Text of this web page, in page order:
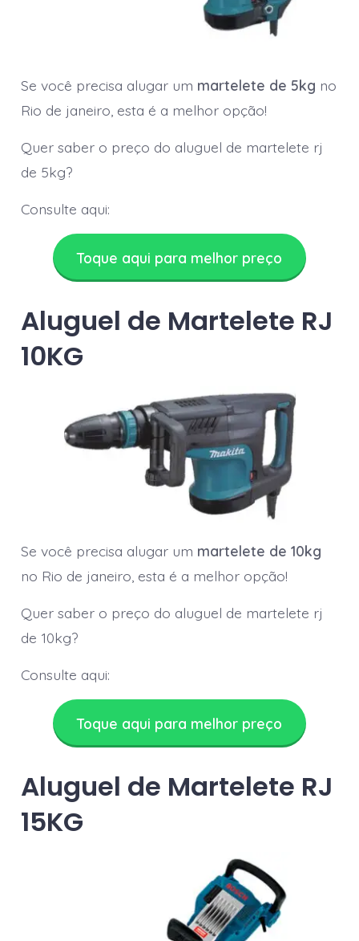
Se você precisa alugar um martelete de 5kg no
Rio de janeiro, esta é a melhor opção!
Quer saber o preço do aluguel de martelete rj
de 5kg?
Consulte aqui:
Toque aqui para melhor preço
Aluguel de Martelete RJ
10KG
Se você precisa alugar um martelete de 10kg
no Rio de janeiro, esta é a melhor opção!
Quer saber o preço do aluguel de martelete rj
de 10kg?
Consulte aqui:
Toque aqui para melhor preço
Aluguel de Martelete RJ
15KG